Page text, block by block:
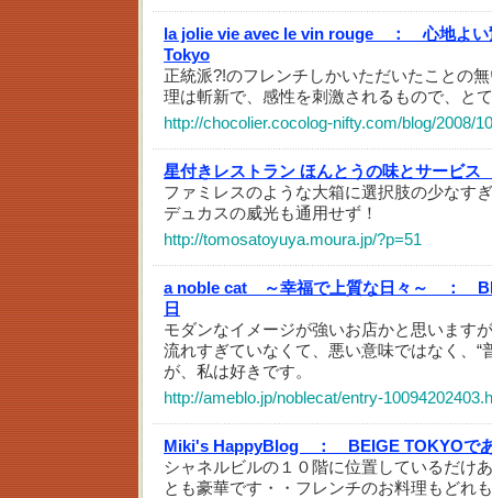
la jolie vie avec le vin rouge ：
心地よ
Tokyo
正統派?!のフレンチしかいただいたことの
理は斬新で、感性を刺激されるもので、と
http://chocolier.cocolog-nifty.com/blog/2008/
星付きレストラン ほんとうの味とサービ
ファミレスのような大箱に選択肢の少なす
デュカスの威光も通用せず！
http://tomosatoyuya.moura.jp/?p=51
a noble cat ～幸福で上質な日々～ ：
日
モダンなイメージが強いお店かと思います
流れすぎていなくて、悪い意味ではなく、“
が、私は好きです。
http://ameblo.jp/noblecat/entry-
Miki's HappyBlog ：
BEIGE TOKYOで
シャネルビルの１０階に位置しているだけ
とも豪華です・・フレンチのお料理もどれ